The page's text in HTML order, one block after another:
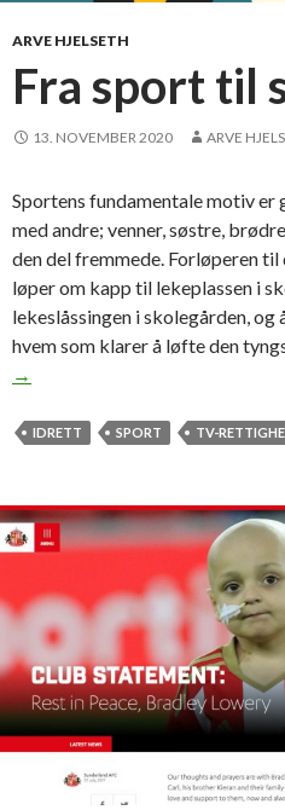
ARVE HJELSETH
Fra sport til
13. NOVEMBER 2020 ARVE
Sportens fundamentale motiv er
med andre; venner, søstre,
den del fremmede. Forløperen
løper om kapp til lekeplassen i
lekeslåssingen i skolegården, og
hvem som klarer å løfte den
→
IDRETT SPORT TV-